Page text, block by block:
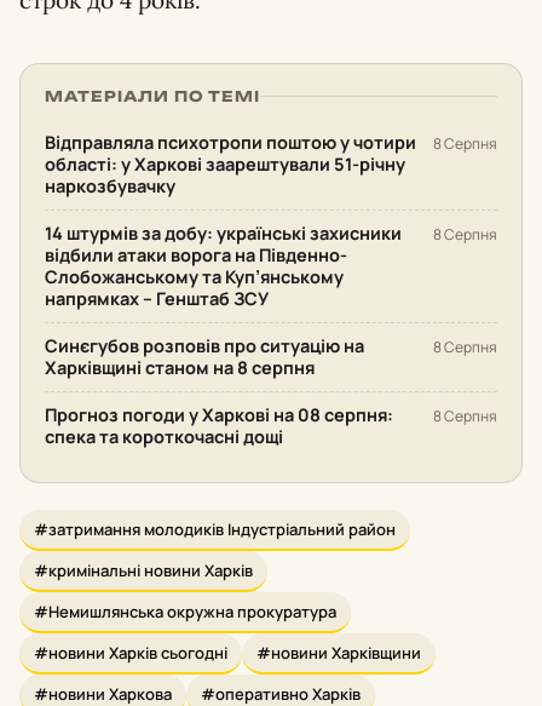
МАТЕРІАЛИ ПО ТЕМІ
Відправляла психотропи поштою у чотири
області: у Харкові заарештували 51-річну
наркозбувачку
8 Серпня
14 штурмів за добу: українські захисники
відбили атаки ворога на Південно-
Слобожанському та Куп’янському
напрямках – Генштаб ЗСУ
8 Серпня
Синєгубов розповів про ситуацію на
Харківщині станом на 8 серпня
8 Серпня
Прогноз погоди у Харкові на 08 серпня:
спека та короткочасні дощі
8 Серпня
#затримання молодиків Індустріальний район
#кримінальні новини Харків
#Немишлянська окружна прокуратура
#новини Харків сьогодні
#новини Харківщини
#новини Харкова
#оперативно Харків